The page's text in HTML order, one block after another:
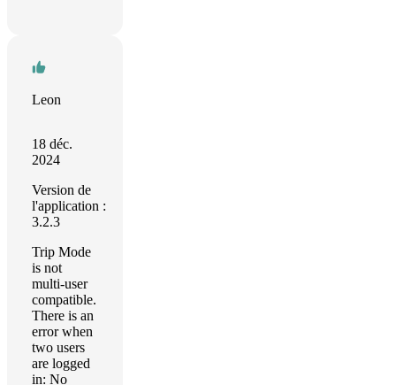
Leon
18 déc.
2024
Version de
l'application :
3.2.3
Trip Mode
is not
multi-user
compatible.
There is an
error when
two users
are logged
in: No